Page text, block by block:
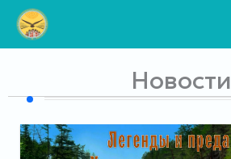
Перейти
Новости